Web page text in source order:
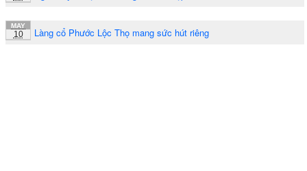
MAY
10 Làng cổ Phước Lộc Thọ mang sức hút riêng